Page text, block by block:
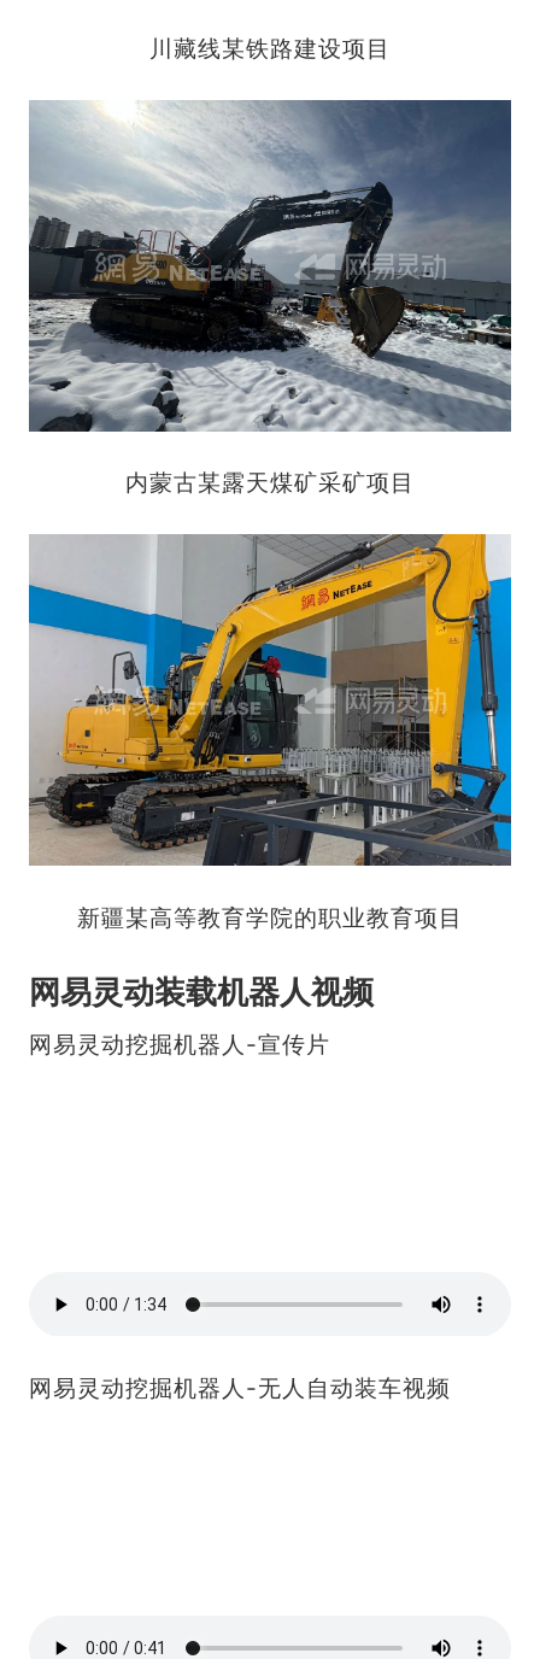
川藏线某铁路建设项目
内蒙古某露天煤矿采矿项目
新疆某高等教育学院的职业教育项目
网易灵动装载机器人视频
网易灵动挖掘机器人-宣传片
网易灵动挖掘机器人-无人自动装车视频